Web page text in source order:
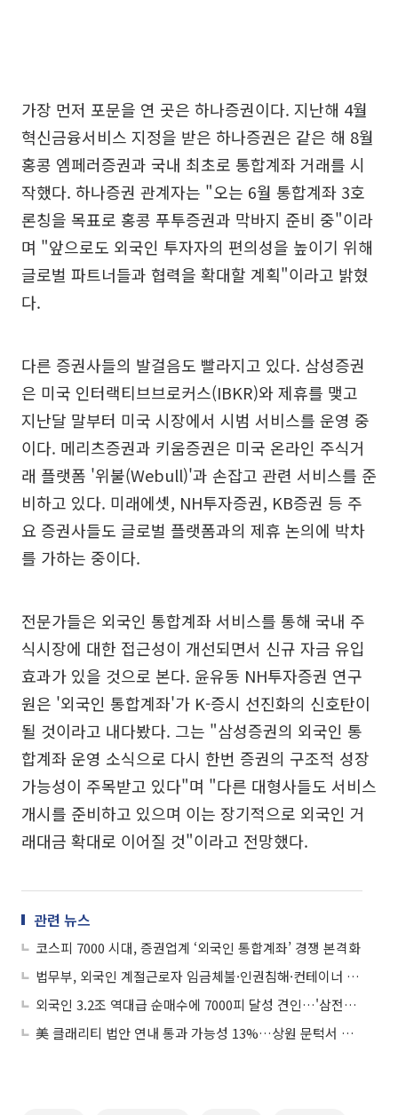
가장 먼저 포문을 연 곳은 하나증권이다. 지난해 4월
혁신금융서비스 지정을 받은 하나증권은 같은 해 8월
홍콩 엠페러증권과 국내 최초로 통합계좌 거래를 시
작했다. 하나증권 관계자는 "오는 6월 통합계좌 3호
론칭을 목표로 홍콩 푸투증권과 막바지 준비 중"이라
며 "앞으로도 외국인 투자자의 편의성을 높이기 위해
글로벌 파트너들과 협력을 확대할 계획"이라고 밝혔
다.
다른 증권사들의 발걸음도 빨라지고 있다. 삼성증권
은 미국 인터랙티브브로커스(IBKR)와 제휴를 맺고
지난달 말부터 미국 시장에서 시범 서비스를 운영 중
이다. 메리츠증권과 키움증권은 미국 온라인 주식거
래 플랫폼 '위불(Webull)'과 손잡고 관련 서비스를 준
비하고 있다. 미래에셋, NH투자증권, KB증권 등 주
요 증권사들도 글로벌 플랫폼과의 제휴 논의에 박차
를 가하는 중이다.
전문가들은 외국인 통합계좌 서비스를 통해 국내 주
식시장에 대한 접근성이 개선되면서 신규 자금 유입
효과가 있을 것으로 본다. 윤유동 NH투자증권 연구
원은 '외국인 통합계좌'가 K-증시 선진화의 신호탄이
될 것이라고 내다봤다. 그는 "삼성증권의 외국인 통
합계좌 운영 소식으로 다시 한번 증권의 구조적 성장
가능성이 주목받고 있다"며 "다른 대형사들도 서비스
개시를 준비하고 있으며 이는 장기적으로 외국인 거
래대금 확대로 이어질 것"이라고 전망했다.
관련 뉴스
코스피 7000 시대, 증권업계 ‘외국인 통합계좌’ 경쟁 본격화
법무부, 외국인 계절근로자 임금체불·인권침해·컨테이너 숙소 등 84건 적발
외국인 3.2조 역대급 순매수에 7000피 달성 견인…'삼전만 3.1조 샀다'
美 클래리티 법안 연내 통과 가능성 13%…상원 문턱서 제동